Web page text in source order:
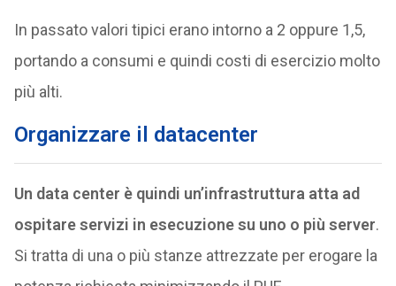
In passato valori tipici erano intorno a 2 oppure 1,5,
portando a consumi e quindi costi di esercizio molto
più alti.
Organizzare il datacenter
Un data center è quindi un’infrastruttura atta ad
ospitare servizi in esecuzione su uno o più server.
Si tratta di una o più stanze attrezzate per erogare la